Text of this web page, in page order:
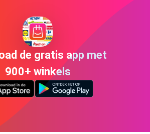
de gratis app met
900+ winkels